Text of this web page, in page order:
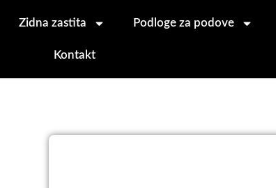
Zidna zastita Podloge za podove
Kontakt